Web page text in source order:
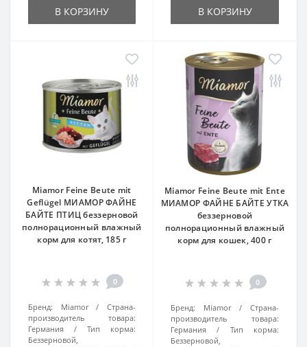
В КОРЗИНУ В КОРЗИНУ
Miamor Feine Beute mit
Geflügel МИАМОР ФАЙНЕ
БАЙТЕ ПТИЦ беззерновой
полнорационный влажный
корм для котят, 185 г
0
Бренд: Miamor
Страна-
производитель товара:
Германия
Тип корма:
Беззерновой,
Miamor Feine Beute mit Ente
МИАМОР ФАЙНЕ БАЙТЕ УТКА
беззерновой
полнорационный влажный
корм для кошек, 400 г
0
Бренд: Miamor
Страна-
производитель товара:
Германия
Тип корма:
Беззерновой,